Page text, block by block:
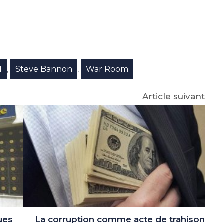
, Steve Bannon , War Room
Article suivant
La corruption comme acte de trahison